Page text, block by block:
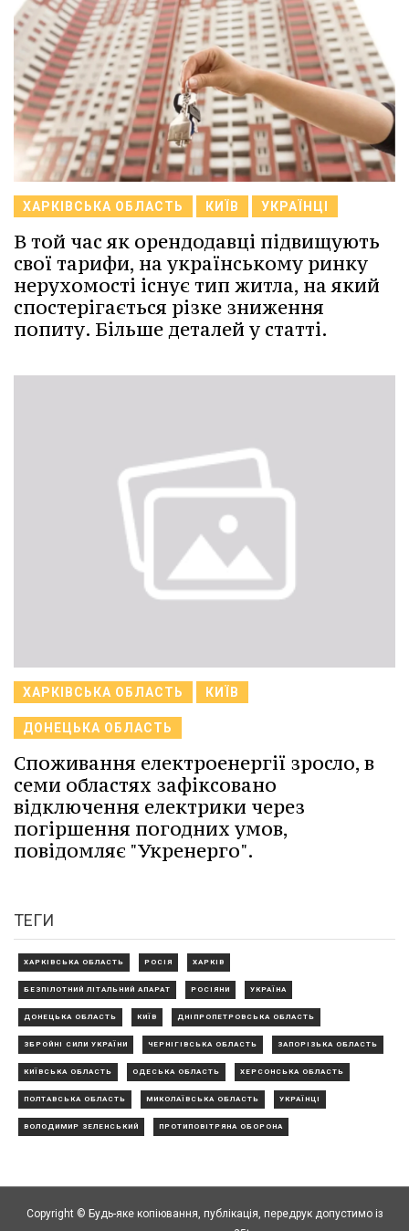
ХАРКІВСЬКА ОБЛАСТЬ КИЇВ УКРАЇНЦІ
В той час як орендодавці підвищують
свої тарифи, на українському ринку
нерухомості існує тип житла, на який
спостерігається різке зниження
попиту. Більше деталей у статті.
ХАРКІВСЬКА ОБЛАСТЬ КИЇВ
ДОНЕЦЬКА ОБЛАСТЬ
Споживання електроенергії зросло, в
семи областях зафіксовано
відключення електрики через
погіршення погодних умов,
повідомляє "Укренерго".
ТЕГИ
ХАРКІВСЬКА ОБЛАСТЬ РОСІЯ ХАРКІВ
БЕЗПІЛОТНИЙ ЛІТАЛЬНИЙ АПАРАТ РОСІЯНИ УКРАЇНА
ДОНЕЦЬКА ОБЛАСТЬ КИЇВ ДНІПРОПЕТРОВСЬКА ОБЛАСТЬ
ЗБРОЙНІ СИЛИ УКРАЇНИ ЧЕРНІГІВСЬКА ОБЛАСТЬ ЗАПОРІЗЬКА ОБЛАСТЬ
КИЇВСЬКА ОБЛАСТЬ ОДЕСЬКА ОБЛАСТЬ ХЕРСОНСЬКА ОБЛАСТЬ
ПОЛТАВСЬКА ОБЛАСТЬ МИКОЛАЇВСЬКА ОБЛАСТЬ УКРАЇНЦІ
ВОЛОДИМИР ЗЕЛЕНСЬКИЙ ПРОТИПОВІТРЯНА ОБОРОНА
Copyright © Будь-яке копiювання, публiкацiя, передрук допустимо із